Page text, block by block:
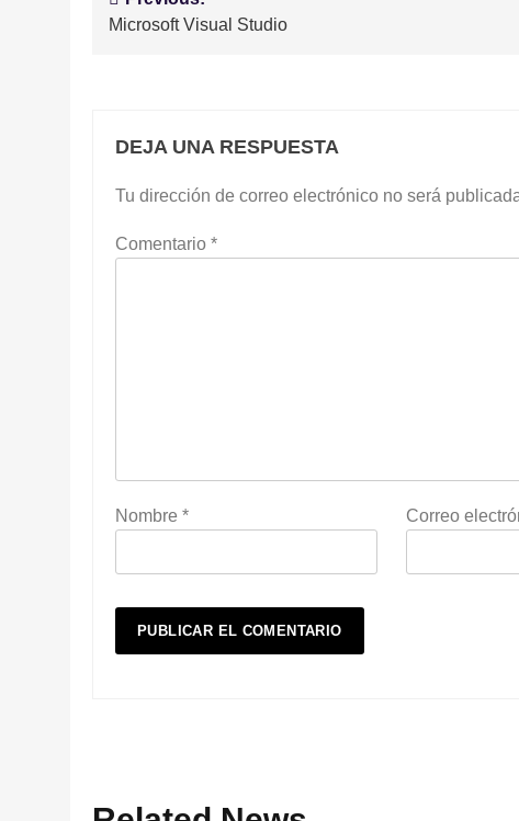
Microsoft Visual Studio
DEJA UNA RESPUESTA
Tu dirección de correo electrónico no será
Comentario *
Nombre * Correo